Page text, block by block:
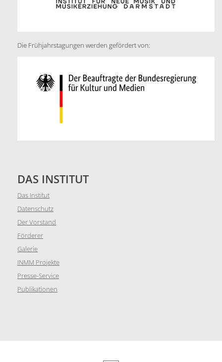
Die Frühjahrstagungen werden gefördert von:
DAS INSTITUT
Das Institut
Datenschutz
Der Vorstand
Förderer
Galerie
INMM Projekte
Presse-Service
Publikationen